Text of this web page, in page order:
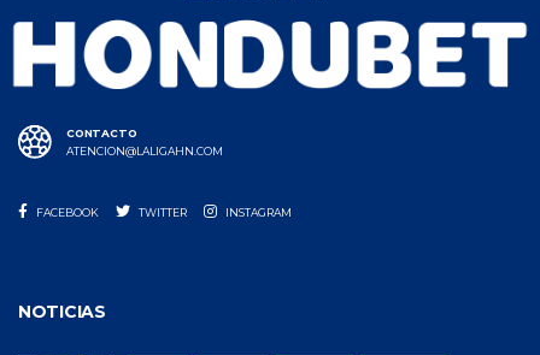
CONTACTO
ATENCION@LALIGAHN.COM
FACEBOOK TWITTER INSTAGRAM
NOTICIAS